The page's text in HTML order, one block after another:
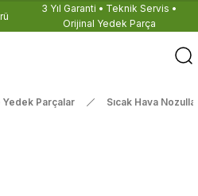
3 Yıl Garanti • Teknik Servis •
Orijinal Yedek Parça
Yedek Parçalar Sıcak Hava